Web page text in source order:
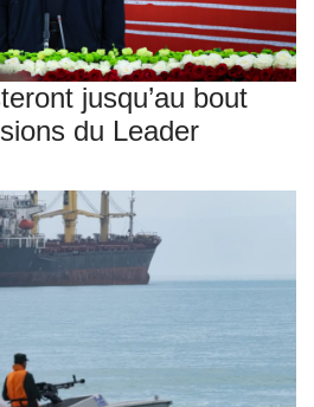
jusqu’au bout
du Leader